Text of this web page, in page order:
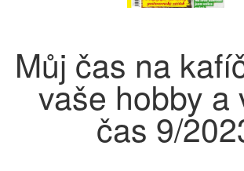
Můj čas na
vaše hobby a
čas 9/